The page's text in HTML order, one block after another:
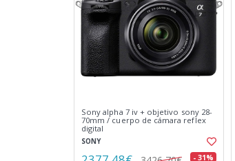
Sony alpha 7 iv + objetivo sony 28-
70mm / cuerpo de cámara reflex
digital
SONY
- 31%